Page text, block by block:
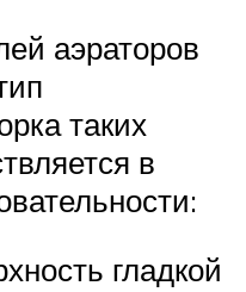
аэраторов
таких
в
гладкой